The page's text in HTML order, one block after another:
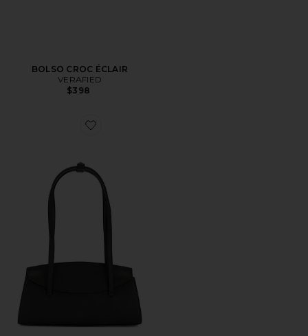
BOLSO CROC ÉCLAIR
VERAFIED
$398
Favorite BOLSO CAROLINE